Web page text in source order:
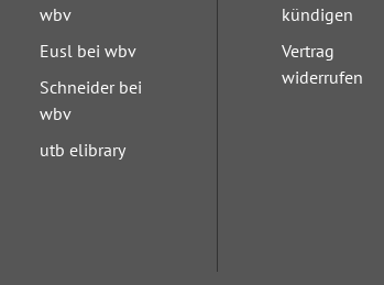
wbv
Eusl bei wbv
Schneider bei
wbv
utb elibrary
kündigen
Vertrag
widerrufen